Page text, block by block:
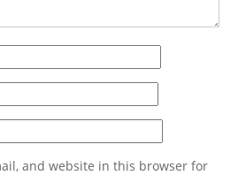
and website in this browser for